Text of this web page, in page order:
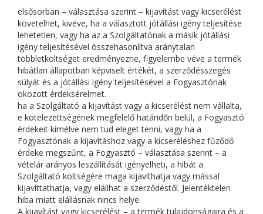
elsősorban – választása szerint – kijavítást vagy kicserélést
követelhet, kivéve, ha a választott jótállási igény teljesítése
lehetetlen, vagy ha az a Szolgáltatónak a másik jótállási
igény teljesítésével összehasonlítva aránytalan
többletköltséget eredményezne, figyelembe véve a termék
hibátlan állapotban képviselt értékét, a szerződésszegés
súlyát és a jótállási igény teljesítésével a Fogyasztónak
okozott érdeksérelmet.
ha a Szolgáltató a kijavítást vagy a kicserélést nem vállalta,
e kötelezettségének megfelelő határidőn belül, a Fogyasztó
érdekeit kímélve nem tud eleget tenni, vagy ha a
Fogyasztónak a kijavításhoz vagy a kicseréléshez fűződő
érdeke megszűnt, a Fogyasztó – választása szerint – a
vételár arányos leszállítását igényelheti, a hibát a
Szolgáltató költségére maga kijavíthatja vagy mással
kijavíttathatja, vagy elállhat a szerződéstől. Jelentéktelen
hiba miatt elállásnak nincs helye.
A kijavítást vagy kicserélést – a termék tulajdonságaira és a